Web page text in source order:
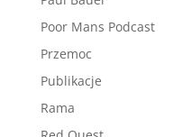
Poor Mans Podcast
Przemoc
Publikacje
Rama